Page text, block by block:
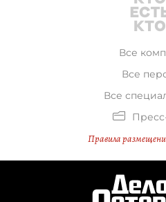
Все
Все
Все
Правила